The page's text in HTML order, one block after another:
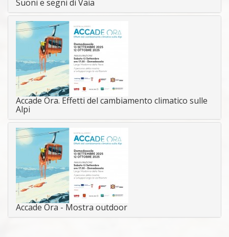
Suoni e segni di Vaia
Accade Ora. Effetti del cambiamento climatico sulle
Alpi
Accade Ora - Mostra outdoor